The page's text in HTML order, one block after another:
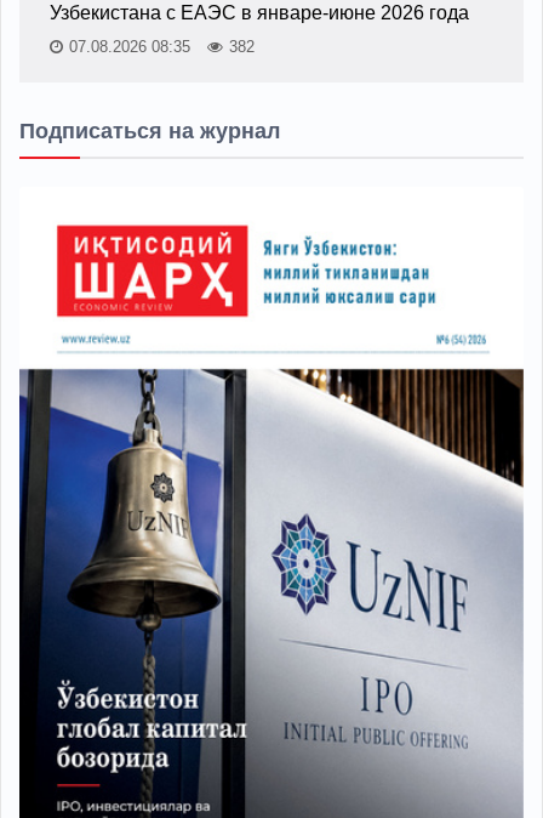
Узбекистана с ЕАЭС в январе-июне 2026 года
07.08.2026 08:35 382
Подписаться на журнал